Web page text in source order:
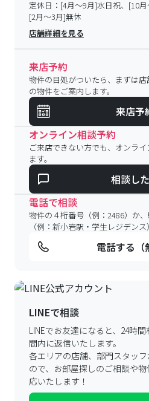
定休日： [4月～9月]水日祝、[10月
[2月～3月]無休
店舗詳細を見る
来店予約
物件の目処がついたら、まずは
の物件をご案内します。
来店予
オンライン相談予約
ご来店できない方でも、オンラ
ます。
相談し
電話で相談
物件の４桁番号（例：2486）か
（例：新小岩駅・学生レジデン
電話する（
LINEで相談
LINEでお友達になると、24時間
間内に返信いたします。
各エリアの店舗、部門スタッ
ので、 お部屋探しのご相談や
応いたします！